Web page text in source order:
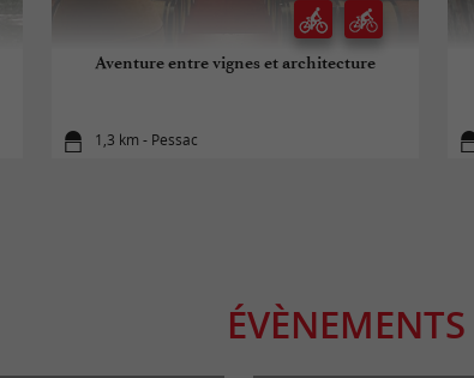
Aventure entre vignes et architecture
1,3 km - Pessac
ÉVÈNEMENTS